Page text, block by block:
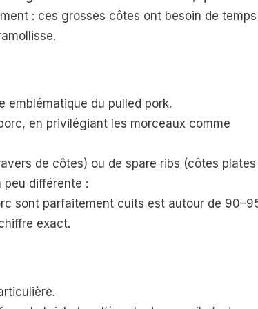
: ces grosses côtes ont besoin de temps
emblématique du pulled pork.
en privilégiant les morceaux comme
de côtes) ou de spare ribs (côtes plates
peu différente :
sont parfaitement cuits est autour de
exact.